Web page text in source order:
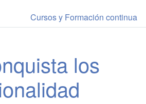
Cursos y Formación continua
los